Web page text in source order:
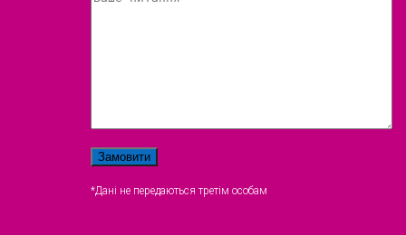
*Дані не передаються третім особам